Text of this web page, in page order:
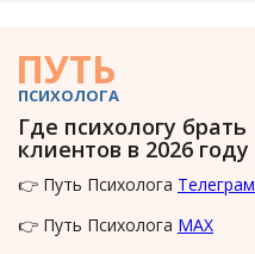
ПУТЬ
ПСИХОЛОГА
Где психологу брать
клиентов в 2026 году
👉 Путь Психолога Телеграм
👉 Путь Психолога MAX